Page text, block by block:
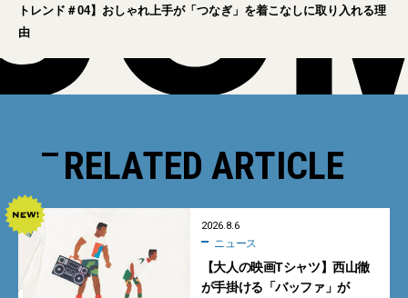
トレンド＃04】おしゃれ上手が「つなぎ」を着こなしに取り入れる理
由
RELATED ARTICLE
2026.8.6
ニュース
【大人の映画Tシャツ】西山徹
が手掛ける「バッファ」が